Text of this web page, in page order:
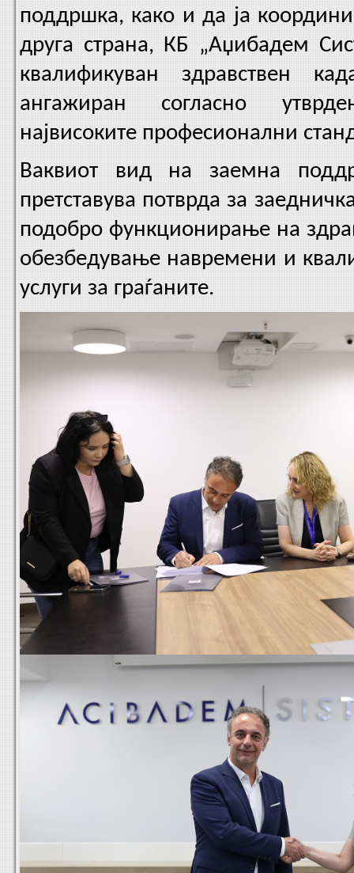
поддршка, како и да ја
друга страна, КБ „Аџибадем
квалификуван здравствен
ангажиран согласно
највисоките професионални
Ваквиот вид на заемна
претставува потврда за
подобро функционирање на
обезбедување навремени и
услуги за граѓаните.